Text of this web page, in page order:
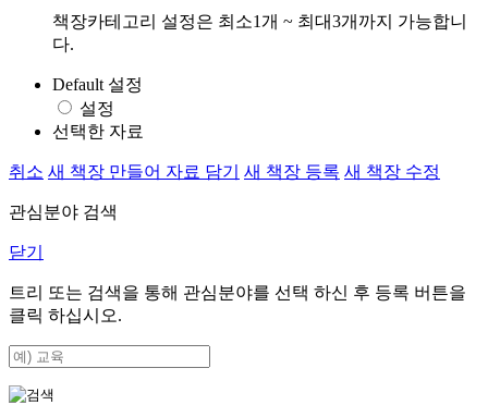
책장카테고리 설정은 최소1개 ~ 최대3개까지 가능합니
다.
Default 설정
설정
선택한 자료
취소 새 책장 만들어 자료 담기 새 책장 등록 새 책장 수정
관심분야 검색
닫기
트리 또는 검색을 통해 관심분야를 선택 하신 후 등록 버튼을
클릭 하십시오.